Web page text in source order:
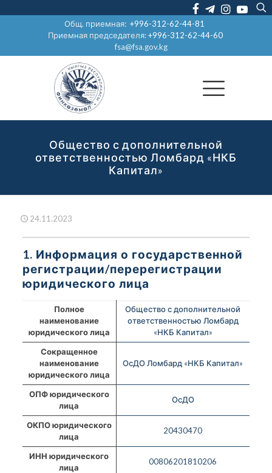
Общ. приемная:+996-312-62-44-81
Приемная председателя:+996-312-62-44-60
fsa@fsa.gov.kg
Общество с дополнительной
ответственностью Ломбард «НКБ
Капитал»
24.11.2023
1. Информация о государственной
регистрации/перерегистрации
юридического лица
Полное
наименование
юридического лица
Общество с дополнительной
ответственностью Ломбард
«НКБ Капитал»
Сокращенное
наименование
юридического лица
ОсДО Ломбард «НКБ Капитал»
ОПФ юридического
лица
ОсДО
ОКПО юридического
лица
20430470
ИНН юридического
лица
00806201810206